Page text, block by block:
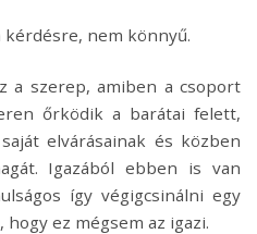
kérdésre, nem könnyű.
a szerep, amiben a csoport
őrködik a barátai felett,
elvárásainak és közben
Igazából ebben is van
így végigcsinálni egy
ez mégsem az igazi.